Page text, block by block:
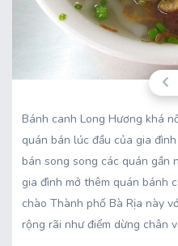
Bánh canh Long Hương khá
quán bán lúc đầu của gia
bán song song các quán gần
gia đình mở thêm quán bánh
chào Thành phố Bà Rịa này
rộng rãi như điểm dừng chân